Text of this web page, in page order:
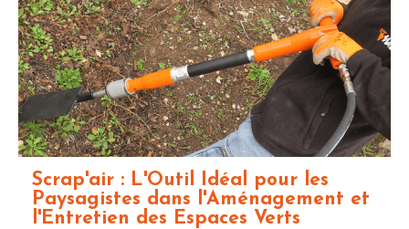
Scrap'air : L'Outil Idéal pour les
Paysagistes dans l'Aménagement et
l'Entretien des Espaces Verts